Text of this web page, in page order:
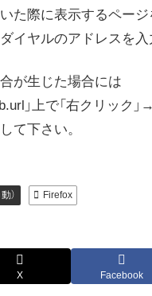
た際に表示するペー
イヤルのアドレスを入
が生じた場合には
」上で「右クリック」
て下さい。
） Firefox
X Facebook